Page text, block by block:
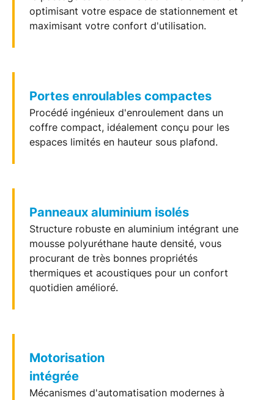
optimisant votre espace de stationnement et
maximisant votre confort d'utilisation.
Portes enroulables compactes
Procédé ingénieux d'enroulement dans un
coffre compact, idéalement conçu pour les
espaces limités en hauteur sous plafond.
Panneaux aluminium isolés
Structure robuste en aluminium intégrant une
mousse polyuréthane haute densité, vous
procurant de très bonnes propriétés
thermiques et acoustiques pour un confort
quotidien amélioré.
Motorisation
intégrée
Mécanismes d'automatisation modernes à